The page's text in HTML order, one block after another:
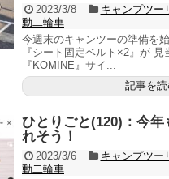
2023/3/8 キャンプツー
動二輪車
今週末のキャンツーの準備を
『シート固定ベルト×2』が
『KOMINE』サイ...
記事を読
ひとりごと(120)：今
れそう！
2023/3/6 キャンプツー
動二輪車